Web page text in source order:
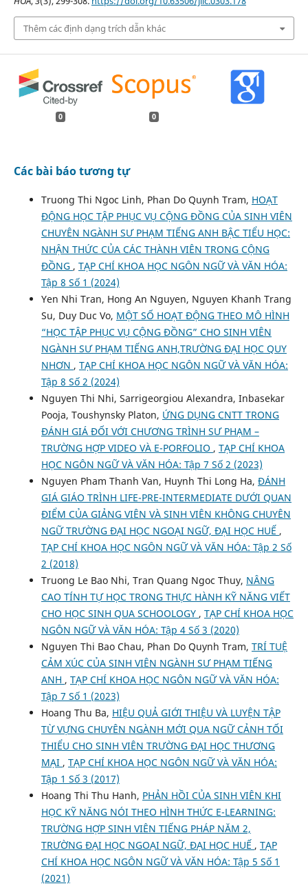
Thêm các định dạng trích dẫn khác
0 0
Các bài báo tương tự
Truong Thi Ngoc Linh, Phan Do Quynh Tram, HOẠT
ĐỘNG HỌC TẬP PHỤC VỤ CỘNG ĐỒNG CỦA SINH VIÊN
CHUYÊN NGÀNH SƯ PHẠM TIẾNG ANH BẬC TIỂU HỌC:
NHẬN THỨC CỦA CÁC THÀNH VIÊN TRONG CỘNG
ĐỒNG , TẠP CHÍ KHOA HỌC NGÔN NGỮ VÀ VĂN HÓA:
Tập 8 Số 1 (2024)
Yen Nhi Tran, Hong An Nguyen, Nguyen Khanh Trang
Su, Duy Duc Vo, MỘT SỐ HOẠT ĐỘNG THEO MÔ HÌNH
“HỌC TẬP PHỤC VỤ CỘNG ĐỒNG” CHO SINH VIÊN
NGÀNH SƯ PHẠM TIẾNG ANH,TRƯỜNG ĐẠI HỌC QUY
NHƠN , TẠP CHÍ KHOA HỌC NGÔN NGỮ VÀ VĂN HÓA:
Tập 8 Số 2 (2024)
Nguyen Thi Nhi, Sarrigeorgiou Alexandra, Inbasekar
Pooja, Toushynsky Platon, ỨNG DỤNG CNTT TRONG
ĐÁNH GIÁ ĐỐI VỚI CHƯƠNG TRÌNH SƯ PHẠM –
TRƯỜNG HỢP VIDEO VÀ E-PORFOLIO , TẠP CHÍ KHOA
HỌC NGÔN NGỮ VÀ VĂN HÓA: Tập 7 Số 2 (2023)
Nguyen Pham Thanh Van, Huynh Thi Long Ha, ĐÁNH
GIÁ GIÁO TRÌNH LIFE-PRE-INTERMEDIATE DƯỚI QUAN
ĐIỂM CỦA GIẢNG VIÊN VÀ SINH VIÊN KHÔNG CHUYÊN
NGỮ TRƯỜNG ĐẠI HỌC NGOẠI NGỮ, ĐẠI HỌC HUẾ ,
TẠP CHÍ KHOA HỌC NGÔN NGỮ VÀ VĂN HÓA: Tập 2 Số
2 (2018)
Truong Le Bao Nhi, Tran Quang Ngoc Thuy, NÂNG
CAO TÍNH TỰ HỌC TRONG THỰC HÀNH KỸ NĂNG VIẾT
CHO HỌC SINH QUA SCHOOLOGY , TẠP CHÍ KHOA HỌC
NGÔN NGỮ VÀ VĂN HÓA: Tập 4 Số 3 (2020)
Nguyen Thi Bao Chau, Phan Do Quynh Tram, TRÍ TUỆ
CẢM XÚC CỦA SINH VIÊN NGÀNH SƯ PHẠM TIẾNG
ANH , TẠP CHÍ KHOA HỌC NGÔN NGỮ VÀ VĂN HÓA:
Tập 7 Số 1 (2023)
Hoang Thu Ba, HIỆU QUẢ GIỚI THIỆU VÀ LUYỆN TẬP
TỪ VỰNG CHUYÊN NGÀNH MỚI QUA NGỮ CẢNH TỐI
THIỂU CHO SINH VIÊN TRƯỜNG ĐẠI HỌC THƯƠNG
MẠI , TẠP CHÍ KHOA HỌC NGÔN NGỮ VÀ VĂN HÓA:
Tập 1 Số 3 (2017)
Hoang Thi Thu Hanh, PHẢN HỒI CỦA SINH VIÊN KHI
HỌC KỸ NĂNG NÓI THEO HÌNH THỨC E-LEARNING:
TRƯỜNG HỢP SINH VIÊN TIẾNG PHÁP NĂM 2,
TRƯỜNG ĐẠI HỌC NGOẠI NGỮ, ĐẠI HỌC HUẾ , TẠP
CHÍ KHOA HỌC NGÔN NGỮ VÀ VĂN HÓA: Tập 5 Số 1
(2021)